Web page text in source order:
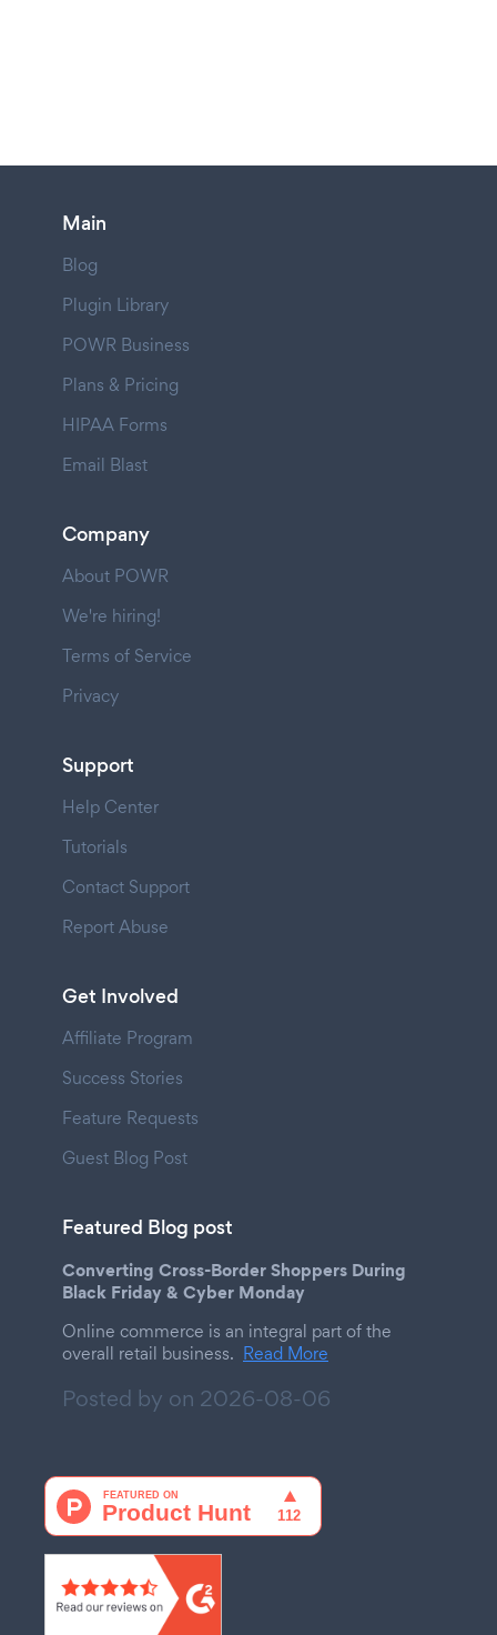
Main
Blog
Plugin Library
POWR Business
Plans & Pricing
HIPAA Forms
Email Blast
Company
About POWR
We're hiring!
Terms of Service
Privacy
Support
Help Center
Tutorials
Contact Support
Report Abuse
Get Involved
Affiliate Program
Success Stories
Feature Requests
Guest Blog Post
Featured Blog post
Converting Cross-Border Shoppers During
Black Friday & Cyber Monday
Online commerce is an integral part of the
overall retail business. Read More
Posted by on 2026-08-06